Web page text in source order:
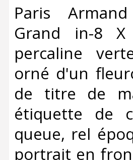
‎Paris
Grand in-8
percaline
orné d'un
de titre de
étiquette de
queue, rel
portrait en